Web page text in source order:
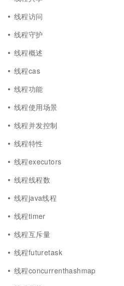
线程访问
线程守护
线程概述
线程cas
线程功能
线程使用场景
线程并发控制
线程特性
线程executors
线程线程数
线程java线程
线程timer
线程互斥量
线程futuretask
线程concurrenthashmap